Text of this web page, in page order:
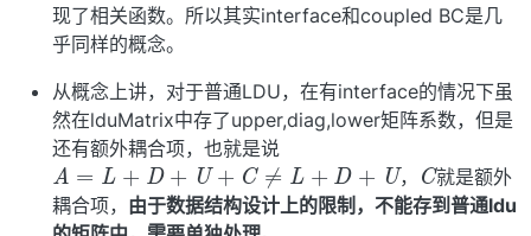
现了相关函数。所以其实interface和coupled BC是几
乎同样的概念。
从概念上讲，对于普通LDU，在有interface的情况下虽
然在lduMatrix中存了upper,diag,lower矩阵系数，但是
还有额外耦合项，也就是说
A=L+D+U+ C≠L+D
，
就是额外
耦合项， 由于数据结构设计上的限制，不能存到普通ldu